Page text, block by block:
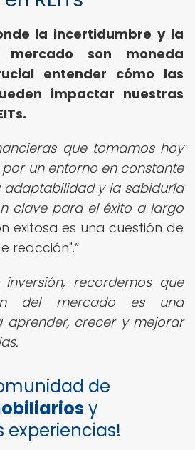
la incertidumbre y la
son moneda
entender cómo las
impactar nuestras
que tomamos hoy
un entorno en constante
y la sabiduría
clave para el éxito a largo
exitosa es una cuestión de
reacción".
recordemos que
del mercado es una
aprender, crecer y mejorar
de
y